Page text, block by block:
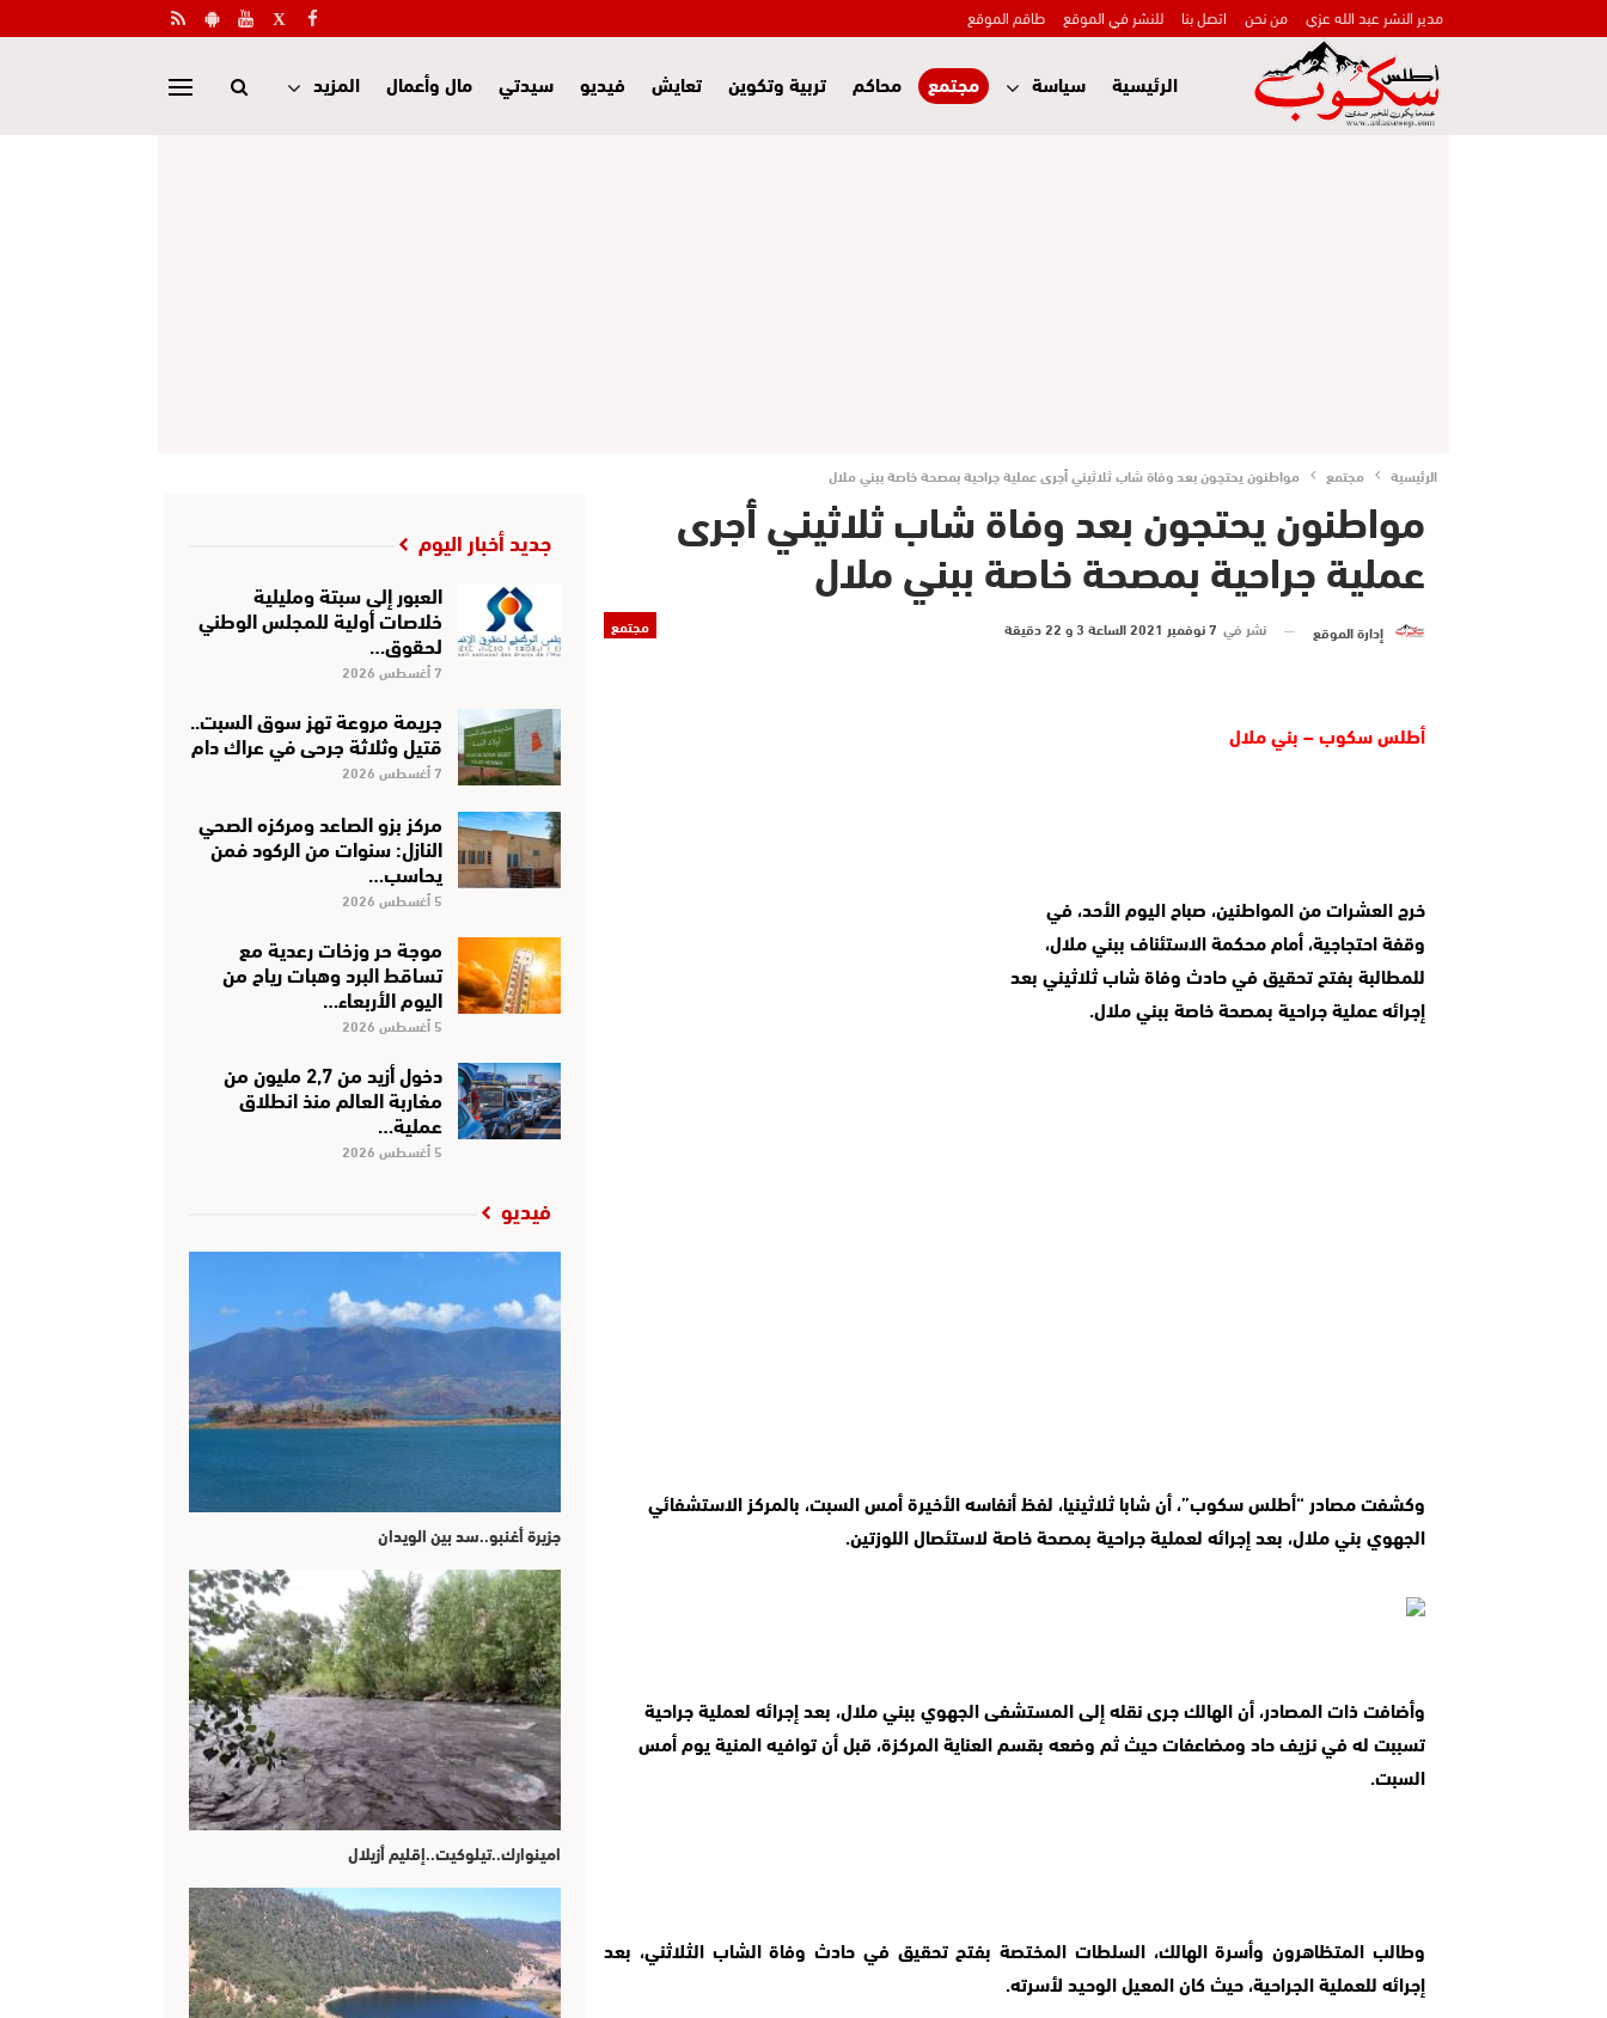
مدير النشر عبد الله عزي من نحن اتصل بنا للنشر في الموقع طاقم الموقع
الرئيسية سياسة مجتمع محاكم تربية وتكوين تعايش فيديو سيدتي مال وأعمال المزيد
الرئيسية مجتمع مواطنون يحتجون بعد وفاة شاب ثلاثيني أجرى عملية جراحية بمصحة خاصة ببني ملال
مواطنون يحتجون بعد وفاة شاب ثلاثيني أجرى
عملية جراحية بمصحة خاصة ببني ملال
مجتمع إدارة الموقع نشر في 7 نوفمبر 2021 الساعة 3 و 22 دقيقة
أطلس سكوب – بني ملال
إجرائه عملية جراحية بمصحة خاصة ببني ملال.
الجهوي بني ملال، بعد إجرائه لعملية جراحية بمصحة خاصة لاستئصال اللوزتين.
السبت.
وطالب المتظاهرون وأسرة الهالك، السلطات المختصة بفتح تحقيق في حادث وفاة الشاب الثلاثني، بعد
إجرائه للعملية الجراحية، حيث كان المعيل الوحيد لأسرته.
جديد أخبار اليوم
العبور إلى سبتة ومليلية
خلاصات أولية للمجلس الوطني
لحقوق…
7 أغسطس 2026
جريمة مروعة تهز سوق السبت..
قتيل وثلاثة جرحى في عراك دام
7 أغسطس 2026
مركز بزو الصاعد ومركزه الصحي
النازل: سنوات من الركود فمن
يحاسب…
5 أغسطس 2026
موجة حر وزخات رعدية مع
تساقط البرد وهبات رياح من
اليوم الأربعاء…
5 أغسطس 2026
دخول أزيد من 2,7 مليون من
مغاربة العالم منذ انطلاق
عملية…
5 أغسطس 2026
فيديو
جزيرة أغنبو..سد بين الويدان
امينوارك..تيلوكيت..إقليم أزيلال